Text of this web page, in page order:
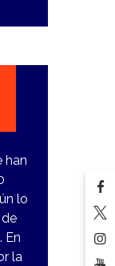
han
lo
En
la